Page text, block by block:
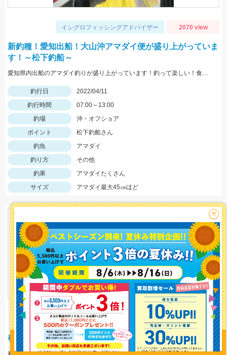
釣り情報を
投稿する
イシグロフィッシングアドバイザー 2070 view
新釣種！愛知出船！大山沖アマダイ便が盛り上がっていま
す！～松下釣船～
愛知県内出船のアマダイ釣りが盛り上がっています！釣って楽しい！食べて美味しいアマダイを釣ってみませんか？
釣行日
2022/04/11
釣行時間
07:00～13:00
釣場
沖・オフショア
ポイント
松下釣船さん
釣魚
アマダイ
釣り方
その他
釣果
アマダイたくさん
サイズ
アマダイ最大45㎝ほど
イシグロ西春店 1383 view
春の五三川好調！デカいバスも動いてる！？
春らしく暖かくなってきてバスもよく動くようになってきました！ベイトを追いかけている元気なバスも増えてきましたよ！
×